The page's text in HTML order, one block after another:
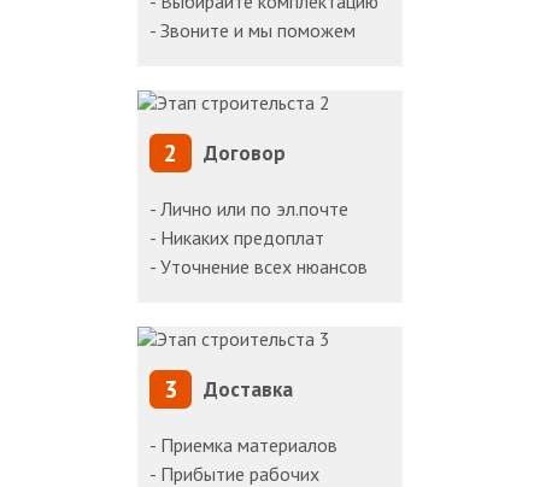
- Звоните и мы поможем
2 Договор
- Лично или по эл.почте
- Никаких предоплат
- Уточнение всех нюансов
3 Доставка
- Приемка материалов
- Прибытие рабочих